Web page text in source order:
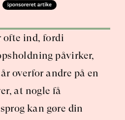
ofte ind, fordi
påvirker,
overfor andre på en
at nogle få
kan gøre din